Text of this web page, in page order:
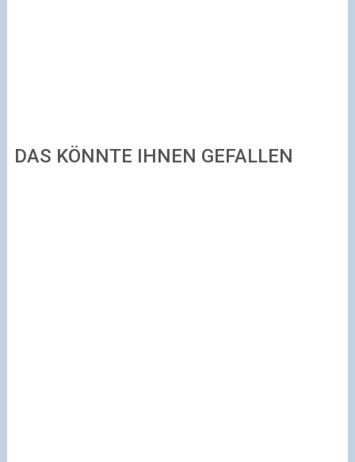
DAS KÖNNTE IHNEN GEFALLEN